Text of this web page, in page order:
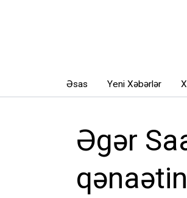
Əsas Yeni Xəbərlər
Əgər